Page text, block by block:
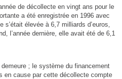
de décollecte en vingt ans pour le
a été enregistrée en 1996 avec
s’était élevée à 6,7 milliards d’euros,
l’année dernière, elle avait été de 6,1
; le système du financement
en cause par cette décollecte compte